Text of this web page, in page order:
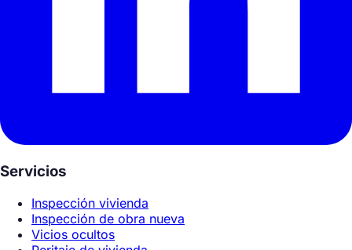
Servicios
Inspección vivienda
Inspección de obra nueva
Vicios ocultos